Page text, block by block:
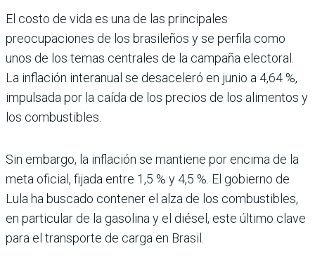
El costo de vida es una de las principales
preocupaciones de los brasileños y se perfila como
unos de los temas centrales de la campaña electoral.
La inflación interanual se desaceleró en junio a 4,64 %,
impulsada por la caída de los precios de los alimentos y
los combustibles.
Sin embargo, la inflación se mantiene por encima de la
meta oficial, fijada entre 1,5 % y 4,5 %. El gobierno de
Lula ha buscado contener el alza de los combustibles,
en particular de la gasolina y el diésel, este último clave
para el transporte de carga en Brasil.